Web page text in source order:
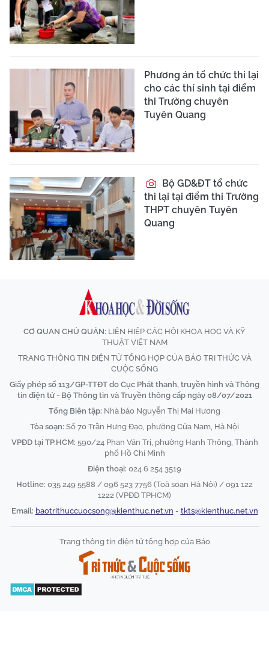
Phương án tổ chức thi lại
cho các thí sinh tại điểm
thi Trường chuyên
Tuyên Quang
Bộ GD&ĐT tổ chức
thi lại tại điểm thi Trường
THPT chuyên Tuyên
Quang
CƠ QUAN CHỦ QUẢN: LIÊN HIỆP CÁC HỘI KHOA HỌC VÀ KỸ
THUẬT VIỆT NAM
TRANG THÔNG TIN ĐIỆN TỬ TỔNG HỢP CỦA BÁO TRI THỨC VÀ
CUỘC SỐNG
Giấy phép số 113/GP-TTĐT do Cục Phát thanh, truyền hình và Thông
tin điện tử - Bộ Thông tin và Truyền thông cấp ngày 08/07/2021
Tổng Biên tập: Nhà báo Nguyễn Thị Mai Hương
Tòa soạn: Số 70 Trần Hưng Đạo, phường Cửa Nam, Hà Nội
VPĐD tại TP.HCM: 590/24 Phan Văn Trị, phường Hạnh Thông, Thành
phố Hồ Chí Minh
Điện thoại: 024 6 254 3519
Hotline: 035 249 5588 / 096 523 7756 (Toà soạn Hà Nội) / 091 122
1222 (VPĐD TPHCM)
Email: baotrithuccuocsong@kienthuc.net.vn - tkts@kienthuc.net.vn
Trang thông tin điện tử tổng hợp của Báo